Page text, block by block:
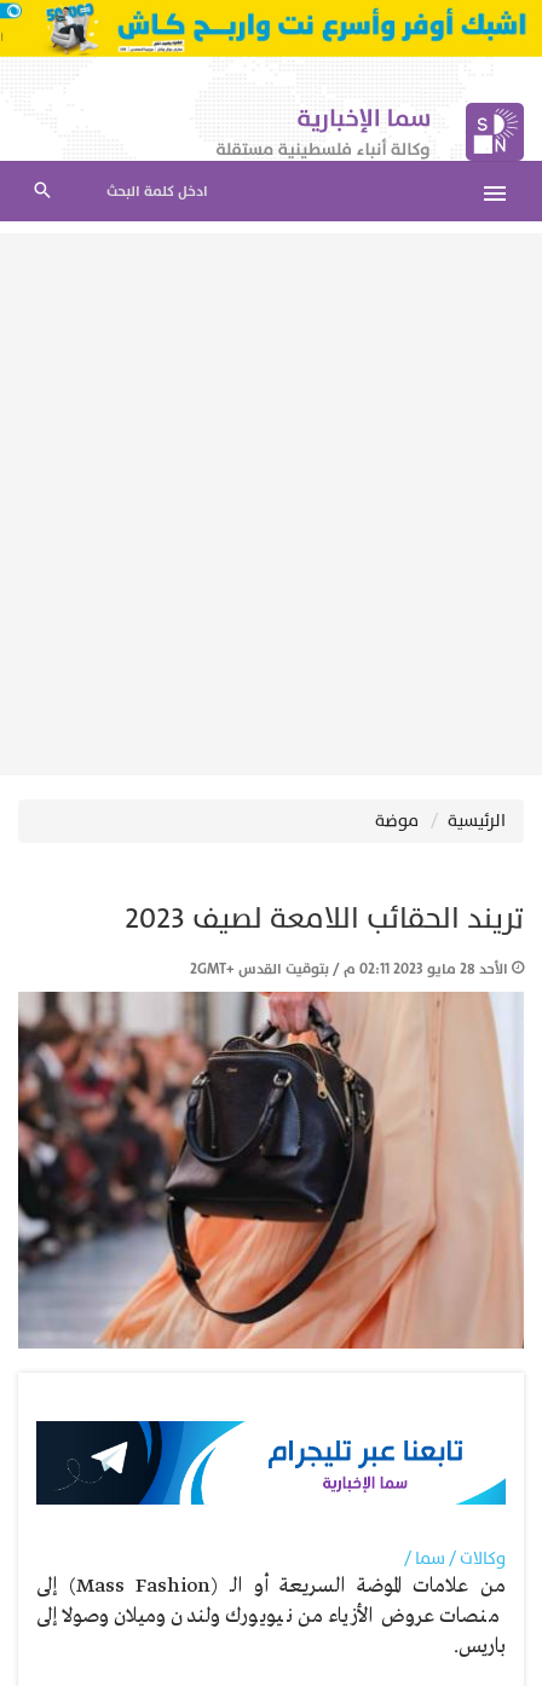
ادخل كلمة البحث
الرئيسية موضة
تريند الحقائب اللامعة لصيف 2023
الأحد 28 مايو 2023 02:11 م / بتوقيت القدس +2GMT
وكالات / سما /
من علامات الموضة السريعة أو الـ (Mass Fashion) إلى
منصات عروض الأزياء من نيويورك ولندن وميلان وصولا إلى
باريس.